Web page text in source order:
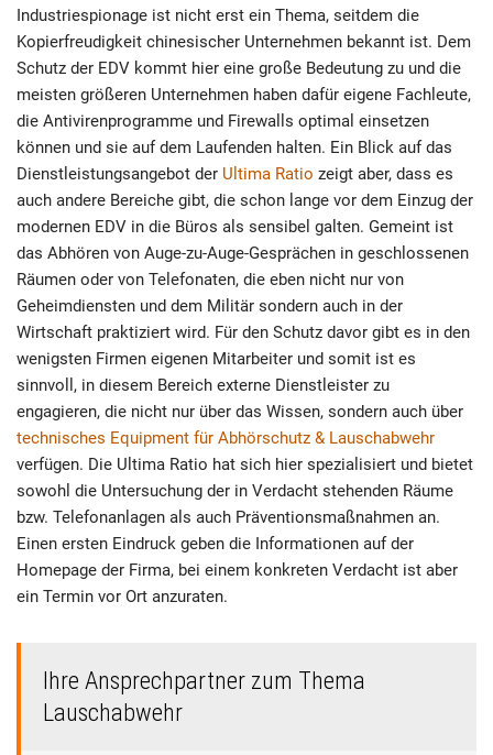
Industriespionage ist nicht erst ein Thema, seitdem die
Kopierfreudigkeit chinesischer Unternehmen bekannt ist. Dem
Schutz der EDV kommt hier eine große Bedeutung zu und die
meisten größeren Unternehmen haben dafür eigene Fachleute,
die Antivirenprogramme und Firewalls optimal einsetzen
können und sie auf dem Laufenden halten. Ein Blick auf das
Dienstleistungsangebot der Ultima Ratio zeigt aber, dass es
auch andere Bereiche gibt, die schon lange vor dem Einzug der
modernen EDV in die Büros als sensibel galten. Gemeint ist
das Abhören von Auge-zu-Auge-Gesprächen in geschlossenen
Räumen oder von Telefonaten, die eben nicht nur von
Geheimdiensten und dem Militär sondern auch in der
Wirtschaft praktiziert wird. Für den Schutz davor gibt es in den
wenigsten Firmen eigenen Mitarbeiter und somit ist es
sinnvoll, in diesem Bereich externe Dienstleister zu
engagieren, die nicht nur über das Wissen, sondern auch über
technisches Equipment für Abhörschutz & Lauschabwehr
verfügen. Die Ultima Ratio hat sich hier spezialisiert und bietet
sowohl die Untersuchung der in Verdacht stehenden Räume
bzw. Telefonanlagen als auch Präventionsmaßnahmen an.
Einen ersten Eindruck geben die Informationen auf der
Homepage der Firma, bei einem konkreten Verdacht ist aber
ein Termin vor Ort anzuraten.
Ihre Ansprechpartner zum Thema
Lauschabwehr